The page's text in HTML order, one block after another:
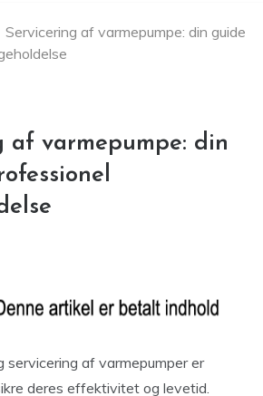
Servicering af varmepumpe: din guide
af varmepumpe: din
servicering af varmepumper er
deres effektivitet og levetid.